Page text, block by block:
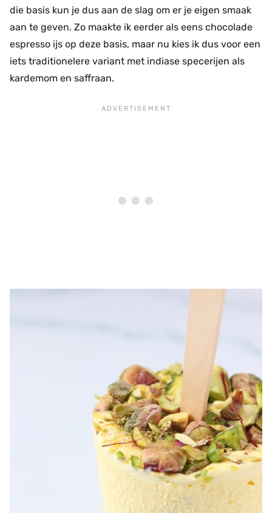
die basis kun je dus aan de slag om er je eigen smaak
aan te geven. Zo maakte ik eerder als eens chocolade
espresso ijs op deze basis, maar nu kies ik dus voor een
iets traditionelere variant met indiase specerijen als
kardemom en saffraan.